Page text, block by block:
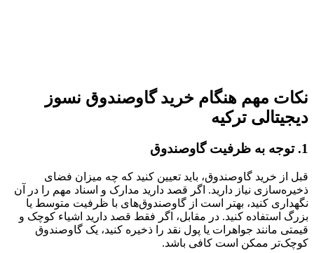
نکات مهم هنگام خرید گاوصندوق نسوز
دیجیتالی ترکیه
1. توجه به ظرفیت گاوصندوق
قبل از خرید گاوصندوق، باید تعیین کنید که چه میزان فضای
ذخیره‌سازی نیاز دارید. اگر قصد دارید مدارک و اسناد مهم را در آن
نگهداری کنید، بهتر است از گاوصندوق‌های با ظرفیت متوسط یا
بزرگ استفاده کنید. در مقابل، اگر فقط قصد دارید اشیاء کوچک و
قیمتی مانند جواهرات یا پول نقد را ذخیره کنید، یک گاوصندوق
کوچک‌تر ممکن است کافی باشد.